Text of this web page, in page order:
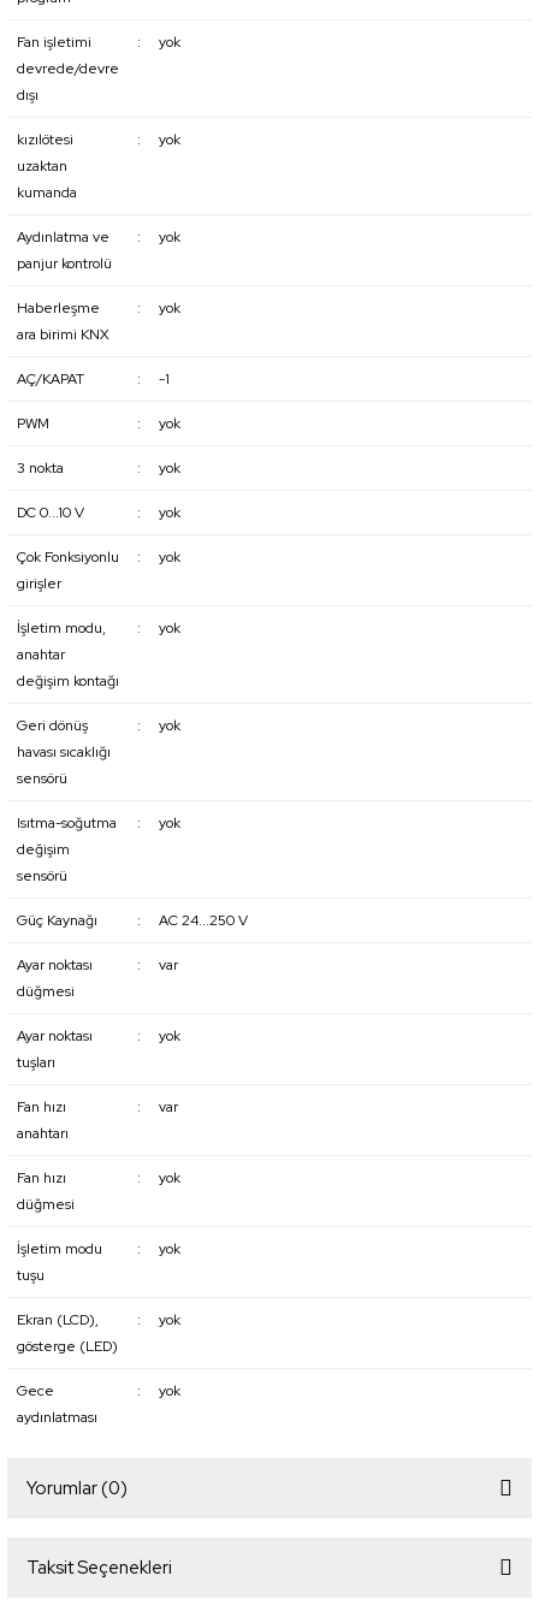
Fan işletimi
devrede/devre
dışı
: yok
kızılötesi
uzaktan
kumanda
: yok
Aydınlatma ve
panjur kontrolü
: yok
Haberleşme
ara birimi KNX
: yok
AÇ/KAPAT : -1
PWM : yok
3 nokta : yok
DC 0...10 V : yok
Çok Fonksiyonlu
girişler
: yok
İşletim modu,
anahtar
değişim kontağı
: yok
Geri dönüş
havası sıcaklığı
sensörü
: yok
Isıtma-soğutma
değişim
sensörü
: yok
Güç Kaynağı : AC 24...250 V
Ayar noktası
düğmesi
: var
Ayar noktası
tuşları
: yok
Fan hızı
anahtarı
: var
Fan hızı
düğmesi
: yok
İşletim modu
tuşu
: yok
Ekran (LCD),
gösterge (LED)
: yok
Gece
aydınlatması
: yok
Yorumlar (0)
Taksit Seçenekleri